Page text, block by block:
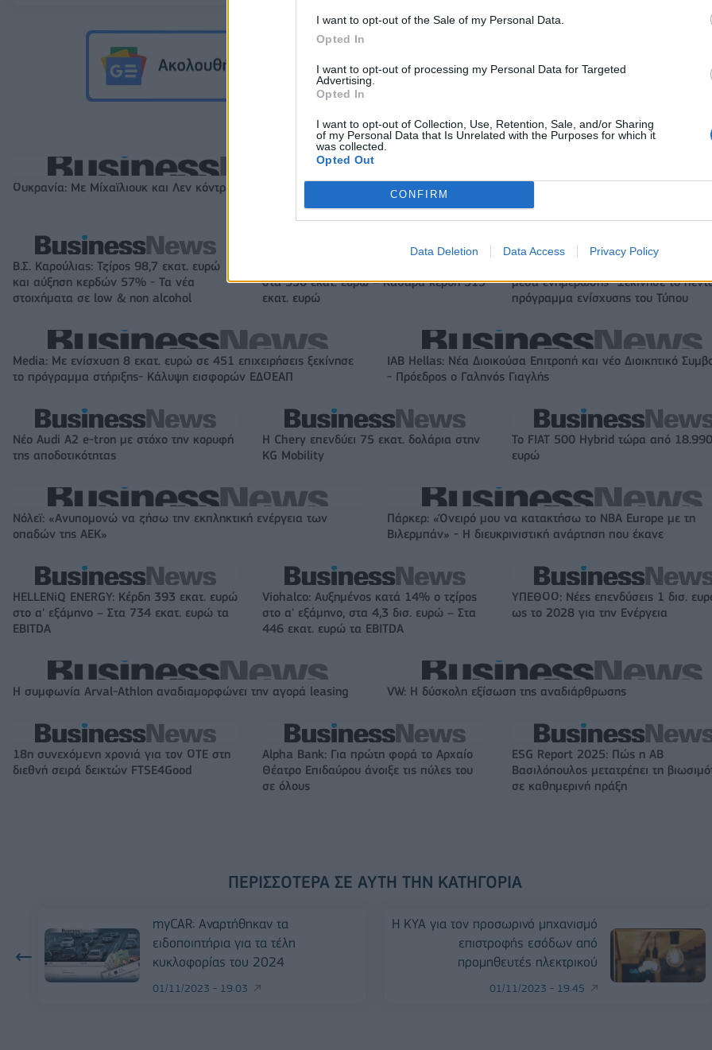
I want to opt-out of the Sale of my Personal Data.
Opted In
I want to opt-out of processing my Personal Data for Targeted
Advertising.
Opted In
I want to opt-out of Collection, Use, Retention, Sale, and/or Sharing
of my Personal Data that Is Unrelated with the Purposes for which it
was collected.
Opted Out
CONFIRM
Data Deletion Data Access Privacy Policy
Ουκρανία: Με Μίχαϊλιουκ και Λεν κόντρα στην Ελλάδα
Άρης: Ανακοίνωσε την απόκτηση του Άνταμ Μοκόκα - Δωρεά
Β.Σ. Καρούλιας: Τζίρος 98,7 εκατ. ευρώ
και αύξηση κερδών 57% - Τα νέα
στοιχήματα σε low & non alcohol
στα 550 εκατ. ευρώ – Καθαρά κέρδη 313
εκατ. ευρώ
μέσα ενημέρωσης- Ξεκίνησε το
πρόγραμμα ενίσχυσης του Τύπου
Media: Με ενίσχυση 8 εκατ. ευρώ σε 451 επιχειρήσεις ξεκίνησε
το πρόγραμμα στήριξης- Κάλυψη εισφορών ΕΔΟΕΑΠ
IAB Hellas: Νέα Διοικούσα Επιτροπή και νέο Διοικητικό
- Πρόεδρος ο Γαληνός Γιαγλής
Νέο Audi A2 e-tron με στόχο την κορυφή
της αποδοτικότητας
Η Chery επενδύει 75 εκατ. δολάρια στην
KG Mobility
Το FIAT 500 Hybrid τώρα από 18.990
ευρώ
Νόλεϊ: «Ανυπομονώ να ζήσω την εκπληκτική ενέργεια των
οπαδών της ΑΕΚ»
Πάρκερ: «Όνειρό μου να κατακτήσω το ΝΒΑ Europe με τη
Βιλερμπάν» - Η διευκρινιστική ανάρτηση που έκανε
HELLENiQ ENERGY: Κέρδη 393 εκατ. ευρώ
στο α' εξάμηνο – Στα 734 εκατ. ευρώ τα
EBITDA
Viohalco: Αυξημένος κατά 14% ο τζίρος
στο α' εξάμηνο, στα 4,3 δισ. ευρώ – Στα
446 εκατ. ευρώ τα EBITDA
ΥΠΕΘΟΟ: Νέες επενδύσεις 1 δισ.
ως το 2028 για την Ενέργεια
Η συμφωνία Arval-Athlon αναδιαμορφώνει την αγορά leasing VW: Η δύσκολη εξίσωση της αναδιάρθρωσης
18η συνεχόμενη χρονιά για τον ΟΤΕ στη
διεθνή σειρά δεικτών FTSE4Good
Alpha Bank: Για πρώτη φορά το Αρχαίο
Θέατρο Επιδαύρου άνοιξε τις πύλες του
σε όλους
ESG Report 2025: Πώς η ΑΒ
Βασιλόπουλος μετατρέπει τη
σε καθημερινή πράξη
ΠΕΡΙΣΣΌΤΕΡΑ ΣΕ ΑΥΤΉ ΤΗΝ ΚΑΤΗΓΟΡΊΑ
myCAR: Αναρτήθηκαν τα
ειδοποιητήρια για τα τέλη
κυκλοφορίας του 2024
01/11/2023 - 19:03
Η ΚΥΑ για τον προσωρινό μηχανισμό
επιστροφής εσόδων από
προμηθευτές ηλεκτρικού
01/11/2023 - 19:45